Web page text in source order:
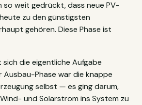
so weit gedrückt, dass neue PV-
zu den günstigsten
gehören. Diese Phase ist
die eigentliche Aufgabe
Ausbau-Phase war die knappe
selbst — es ging darum,
und Solarstrom ins System zu